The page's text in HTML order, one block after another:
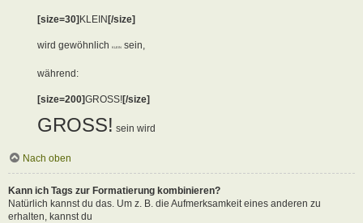
[size=30]KLEIN[/size]
wird gewöhnlich KLEIN sein,
während:
[size=200]GROSS![/size]
GROSS! sein wird
Nach oben
Kann ich Tags zur Formatierung kombinieren?
Natürlich kannst du das. Um z. B. die Aufmerksamkeit eines anderen zu
erhalten, kannst du